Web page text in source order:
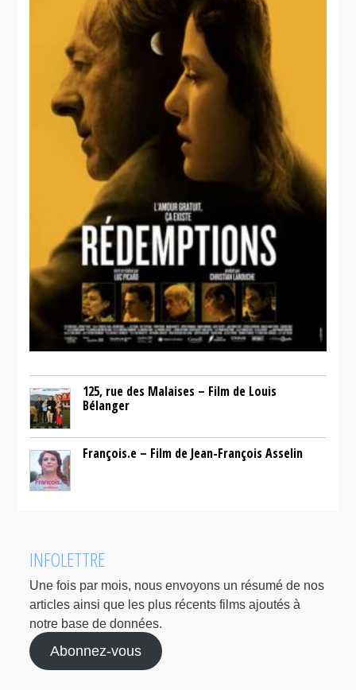
125, rue des Malaises – Film de Louis
Bélanger
François.e – Film de Jean-François Asselin
INFOLETTRE
Une fois par mois, nous envoyons un résumé de nos
articles ainsi que les plus récents films ajoutés à
notre base de données.
Abonnez-vous